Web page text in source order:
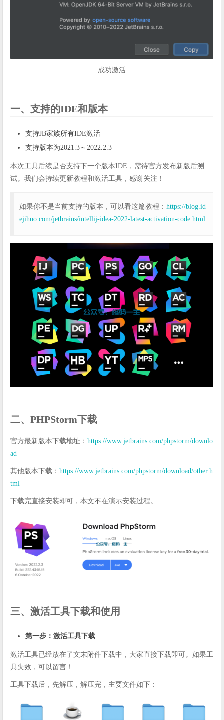
成功激活
一、支持的IDE和版本
支持JB家族所有IDE激活
支持版本为2021.3～2022.2.3
本次工具后续是否支持下一个版本IDE，需待官方发布新版后测
试。我们会持续更新教程和激活工具，感谢关注！
如果你不是当前支持的版本，可以看这篇教程： https://blog.id
ejihuo.com/jetbrains/intellij-idea-2022-latest-activation-code.html
二、PHPStorm下载
官方最新版本下载地址： https://www.jetbrains.com/phpstorm/downlo
ad
其他版本下载： https://www.jetbrains.com/phpstorm/download/other.h
tml
下载完直接安装即可，本文不在演示安装过程。
三、激活工具下载和使用
第一步：激活工具下载
激活工具已经放在了文末附件下载中，大家直接下载即可。如果工
具失效，可以留言！
工具下载后，先解压，解压完，主要文件如下：